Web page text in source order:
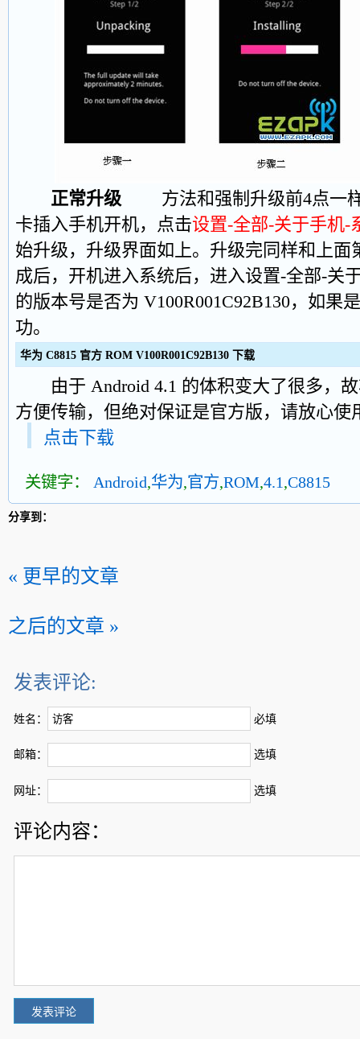
正常升级 方法和强制升级前4点一样
卡插入手机开机，点击设置-全部-关于手机-
始升级，升级界面如上。升级完同样和
成后，开机进入系统后，进入设置-全部-关
的版本号是否为 V100R001C92B130，如果
功。
华为 C8815 官方 ROM V100R001C92B130 下载
由于 Android 4.1 的体积变大了很多，故
方便传输，但绝对保证是官方版，请放心使
点击下载
关键字： Android,华为,官方,ROM,4.1,C8815
分享到：
« 更早的文章
之后的文章 »
发表评论:
姓名： 必填
邮箱： 选填
网址： 选填
评论内容：